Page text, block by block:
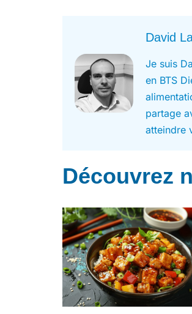
David
Je suis
en BTS
partage
atteindre
Découvrez